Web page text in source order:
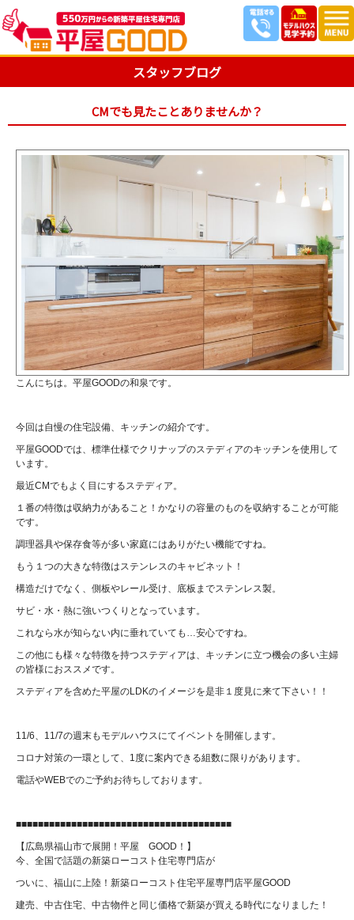
スタッフブログ
CMでも見たことありませんか？
こんにちは。平屋GOODの和泉です。
今回は自慢の住宅設備、キッチンの紹介です。
平屋GOODでは、標準仕様でクリナップのステディアのキッチンを使用して
います。
最近CMでもよく目にするステディア。
１番の特徴は収納力があること！かなりの容量のものを収納することが可能
です。
調理器具や保存食等が多い家庭にはありがたい機能ですね。
もう１つの大きな特徴はステンレスのキャビネット！
構造だけでなく、側板やレール受け、底板までステンレス製。
サビ・水・熱に強いつくりとなっています。
これなら水が知らない内に垂れていても…安心ですね。
この他にも様々な特徴を持つステディアは、キッチンに立つ機会の多い主婦
の皆様におススメです。
ステディアを含めた平屋のLDKのイメージを是非１度見に来て下さい！！
11/6、11/7の週末もモデルハウスにてイベントを開催します。
コロナ対策の一環として、1度に案内できる組数に限りがあります。
電話やWEBでのご予約お待ちしております。
■■■■■■■■■■■■■■■■■■■■■■■■■■■■■■■■■■■■■■■
【広島県福山市で展開！平屋 GOOD！】
今、全国で話題の新築ローコスト住宅専門店が
ついに、福山に上陸！新築ローコスト住宅平屋専門店平屋GOOD
建売、中古住宅、中古物件と同じ価格で新築が買える時代になりました！